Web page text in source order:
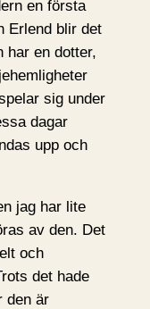
en första
Erlend blir det
har en dotter,
sig under
dagar
upp och
jag har lite
av den. Det
och
det hade
den är